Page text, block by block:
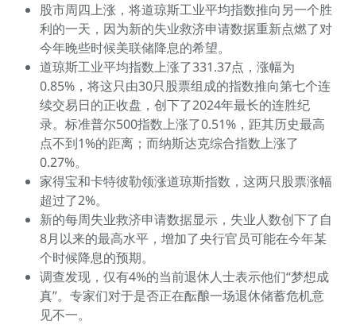
股市周四上涨，将道琼斯工业平均指数推向另一个胜
利的一天，因为新的失业救济申请数据重新点燃了对
今年晚些时候美联储降息的希望。
道琼斯工业平均指数上涨了331.37点，涨幅为
0.85%，将这只由30只股票组成的指数推向第七个连
续交易日的正收盘，创下了2024年最长的连胜纪
录。标准普尔500指数上涨了0.51%，距其历史最高
点不到1%的距离；而纳斯达克综合指数上涨了
0.27%。
家得宝和卡特彼勒领涨道琼斯指数，这两只股票涨幅
超过了2%。
新的每周失业救济申请数据显示，失业人数创下了自
8月以来的最高水平，增加了央行官员可能在今年某
个时候降息的预期。
调查发现，仅有4%的当前退休人士表示他们“梦想成
真”。专家们对于是否正在酝酿一场退休储蓄危机意
见不一。